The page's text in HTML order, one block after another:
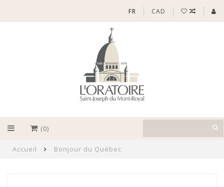
FR CAD
(0)
Accueil Bonjour du Québec